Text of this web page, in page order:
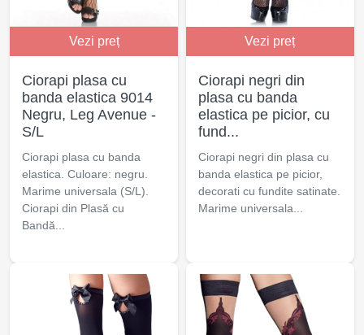
Vezi preț
Ciorapi plasa cu
banda elastica 9014
Negru, Leg Avenue -
S/L
Ciorapi plasa cu banda
elastica. Culoare: negru.
Marime universala (S/L).
Ciorapi din Plasă cu
Bandă...
Vezi preț
Ciorapi negri din
plasa cu banda
elastica pe picior, cu
fund...
Ciorapi negri din plasa cu
banda elastica pe picior,
decorati cu fundite satinate.
Marime universala...